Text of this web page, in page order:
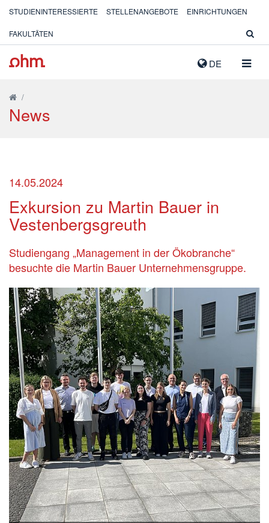
DE
STUDIENINTERESSIERTE STELLENANGEBOTE EINRICHTUNGEN
FAKULTÄTEN
/
News
14.05.2024
Exkursion zu Martin Bauer in
Vestenbergsgreuth
Studiengang „Management in der Ökobranche“
besuchte die Martin Bauer Unternehmensgruppe.